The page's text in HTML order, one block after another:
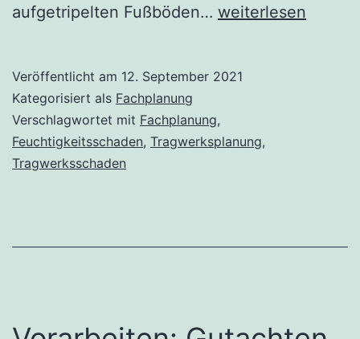
aufgetripelten Fußböden… Tragödie
weiterlesen
Veröffentlicht am 12. September 2021
Kategorisiert als Fachplanung
Verschlagwortet mit Fachplanung,
Feuchtigkeitsschaden, Tragwerksplanung,
Tragwerksschaden